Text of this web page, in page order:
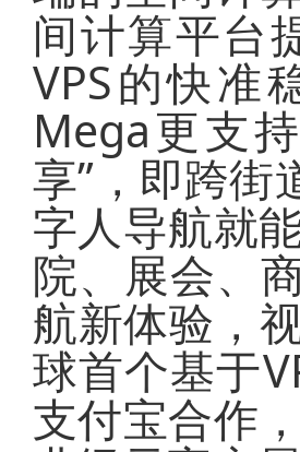
间计算平台
VPS的快准
Mega更支
享”，即跨街
字人导航就
院、展会、
航新体验，
球首个基于
支付宝合作